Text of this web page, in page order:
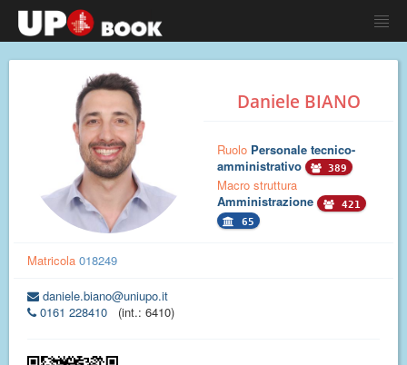
Daniele BIANO
Ruolo Personale tecnico-
amministrativo
389
Macro struttura
Amministrazione
421
65
Matricola 018249
daniele.biano@uniupo.it
0161 228410
(int.: 6410)